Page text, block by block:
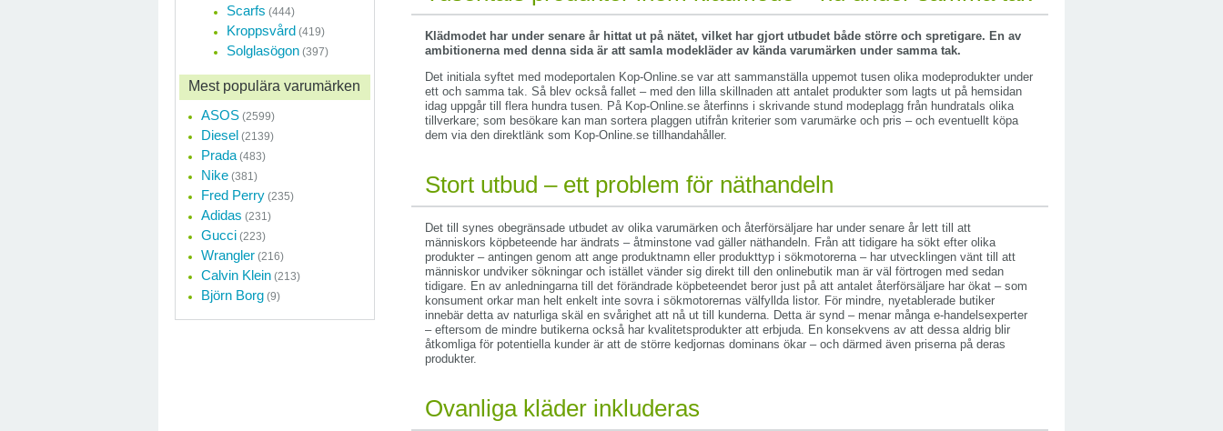
Klädmodet har under senare år hittat ut på nätet, vilket har gjort utbudet både större och spretigare. En av
ambitionerna med denna sida är att samla modekläder av kända varumärken under samma tak.
Det initiala syftet med modeportalen Kop-Online.se var att sammanställa uppemot tusen olika modeprodukter under
ett och samma tak. Så blev också fallet – med den lilla skillnaden att antalet produkter som lagts ut på hemsidan
idag uppgår till flera hundra tusen. På Kop-Online.se återfinns i skrivande stund modeplagg från hundratals olika
tillverkare; som besökare kan man sortera plaggen utifrån kriterier som varumärke och pris – och eventuellt köpa
dem via den direktlänk som Kop-Online.se tillhandahåller.
Stort utbud – ett problem för näthandeln
Det till synes obegränsade utbudet av olika varumärken och återförsäljare har under senare år lett till att
människors köpbeteende har ändrats – åtminstone vad gäller näthandeln. Från att tidigare ha sökt efter olika
produkter – antingen genom att ange produktnamn eller produkttyp i sökmotorerna – har utvecklingen vänt till att
människor undviker sökningar och istället vänder sig direkt till den onlinebutik man är väl förtrogen med sedan
tidigare. En av anledningarna till det förändrade köpbeteendet beror just på att antalet återförsäljare har ökat – som
konsument orkar man helt enkelt inte sovra i sökmotorernas välfyllda listor. För mindre, nyetablerade butiker
innebär detta av naturliga skäl en svårighet att nå ut till kunderna. Detta är synd – menar många e-handelsexperter
– eftersom de mindre butikerna också har kvalitetsprodukter att erbjuda. En konsekvens av att dessa aldrig blir
åtkomliga för potentiella kunder är att de större kedjornas dominans ökar – och därmed även priserna på deras
produkter.
Ovanliga kläder inkluderas
Scarfs (444)
Kroppsvård (419)
Solglasögon (397)
Mest populära varumärken
ASOS (2599)
Diesel (2139)
Prada (483)
Nike (381)
Fred Perry (235)
Adidas (231)
Gucci (223)
Wrangler (216)
Calvin Klein (213)
Björn Borg (9)